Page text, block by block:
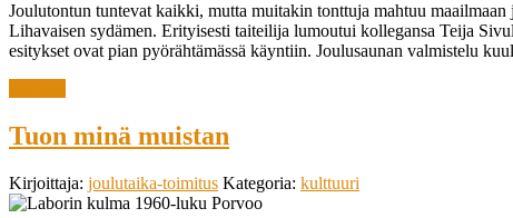
Joulutontun tuntevat kaikki, mutta muitakin tonttuja mahtuu
Lihavaisen sydämen. Erityisesti taiteilija lumoutui kollegansa Teija
esitykset ovat pian pyörähtämässä käyntiin. Joulusaunan valmistelu
Tuon minä muistan
Kirjoittaja: joulutaika-toimitus Kategoria: kulttuuri